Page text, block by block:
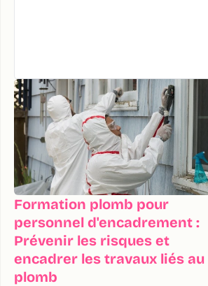
Formation plomb pour
personnel d'encadrement :
Prévenir les risques et
encadrer les travaux liés au
plomb